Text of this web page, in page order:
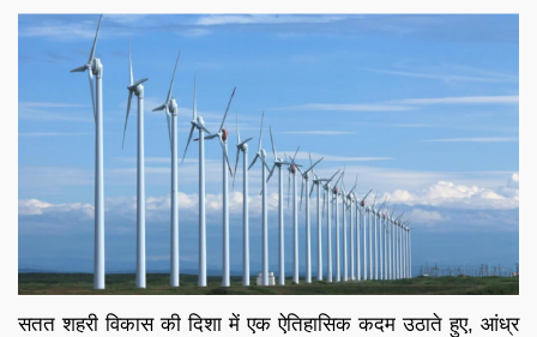
सतत शहरी विकास की दिशा में एक ऐतिहासिक कदम उठाते हुए, आंध्र